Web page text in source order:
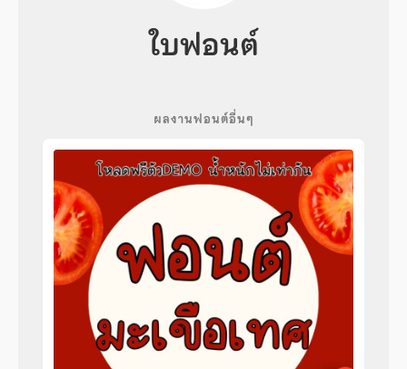
ใบฟอนต์
ผลงานฟอนต์อื่นๆ